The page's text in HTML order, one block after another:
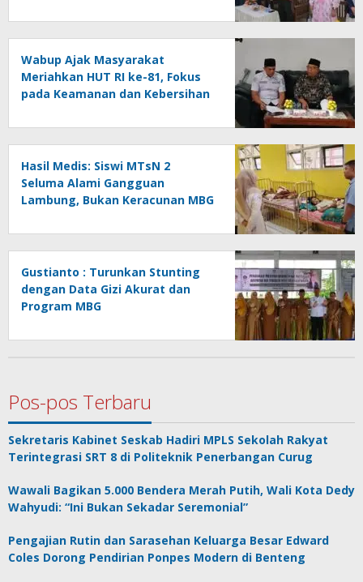
Wabup Ajak Masyarakat
Meriahkan HUT RI ke-81, Fokus
pada Keamanan dan Kebersihan
Hasil Medis: Siswi MTsN 2
Seluma Alami Gangguan
Lambung, Bukan Keracunan MBG
Gustianto : Turunkan Stunting
dengan Data Gizi Akurat dan
Program MBG
Pos-pos Terbaru
Sekretaris Kabinet Seskab Hadiri MPLS Sekolah Rakyat
Terintegrasi SRT 8 di Politeknik Penerbangan Curug
Wawali Bagikan 5.000 Bendera Merah Putih, Wali Kota Dedy
Wahyudi: “Ini Bukan Sekadar Seremonial”
Pengajian Rutin dan Sarasehan Keluarga Besar Edward
Coles Dorong Pendirian Ponpes Modern di Benteng